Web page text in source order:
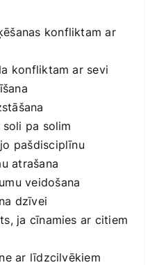
konfliktam ar
konfliktam ar sevi
pa solim
pašdisciplīnu
atrašana
veidošana
dzīvei
ja cīnamies ar citiem
ar līdzcilvēkiem